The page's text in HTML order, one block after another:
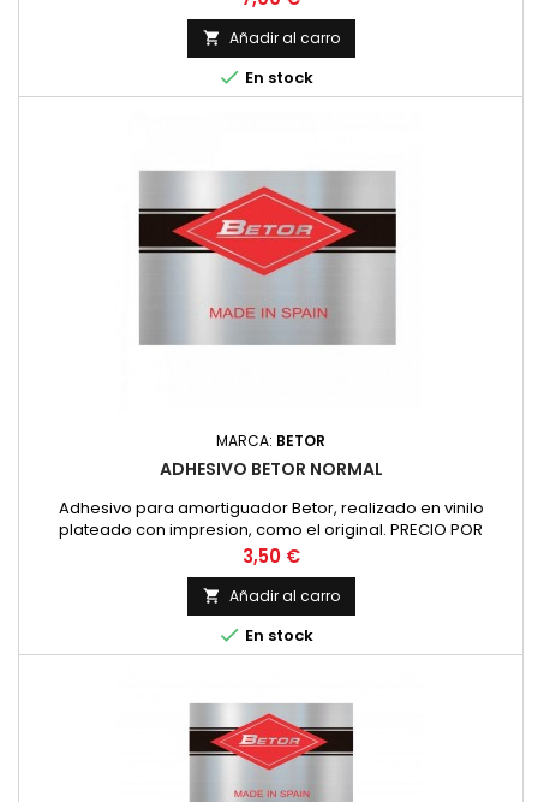
 Añadir al carro
 En stock
MARCA: BETOR
ADHESIVO BETOR NORMAL
Adhesivo para amortiguador Betor, realizado en vinilo
plateado con impresion, como el original. PRECIO POR
UNIDAD
Precio
3,50 €
 Añadir al carro
 En stock